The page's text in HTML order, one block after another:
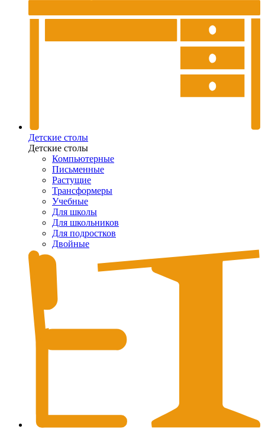
Детские столы
Детские столы
Компьютерные
Письменные
Растущие
Трансформеры
Учебные
Для школы
Для школьников
Для подростков
Двойные